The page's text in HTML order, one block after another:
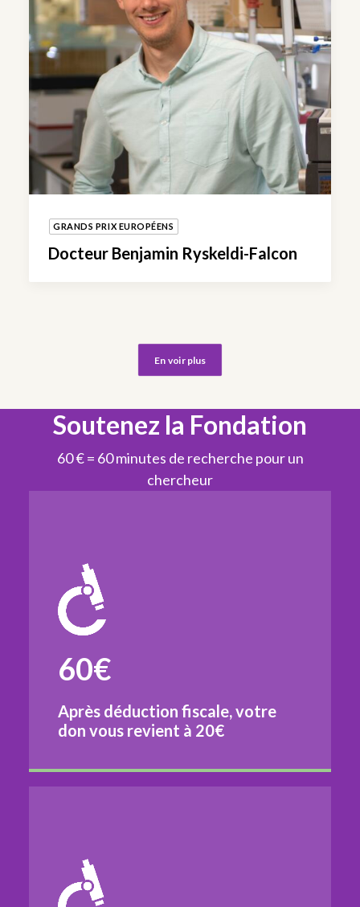
GRANDS PRIX EUROPÉENS
Docteur Benjamin Ryskeldi-Falcon
En voir plus
Soutenez la Fondation
60 € = 60 minutes de recherche pour un
chercheur
60€
Après déduction fiscale, votre
don vous revient à 20€